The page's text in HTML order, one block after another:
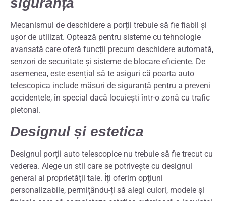
Mecanismul de deschidere a porții trebuie să fie fiabil și
ușor de utilizat. Optează pentru sisteme cu tehnologie
avansată care oferă funcții precum deschidere automată,
senzori de securitate și sisteme de blocare eficiente. De
asemenea, este esențial să te asiguri că poarta auto
telescopica include măsuri de siguranță pentru a preveni
accidentele, în special dacă locuiești într-o zonă cu trafic
pietonal.
Designul și estetica
Designul porții auto telescopice nu trebuie să fie trecut cu
vederea. Alege un stil care se potrivește cu designul
general al proprietății tale. Îți oferim opțiuni
personalizabile, permițându-ți să alegi culori, modele și